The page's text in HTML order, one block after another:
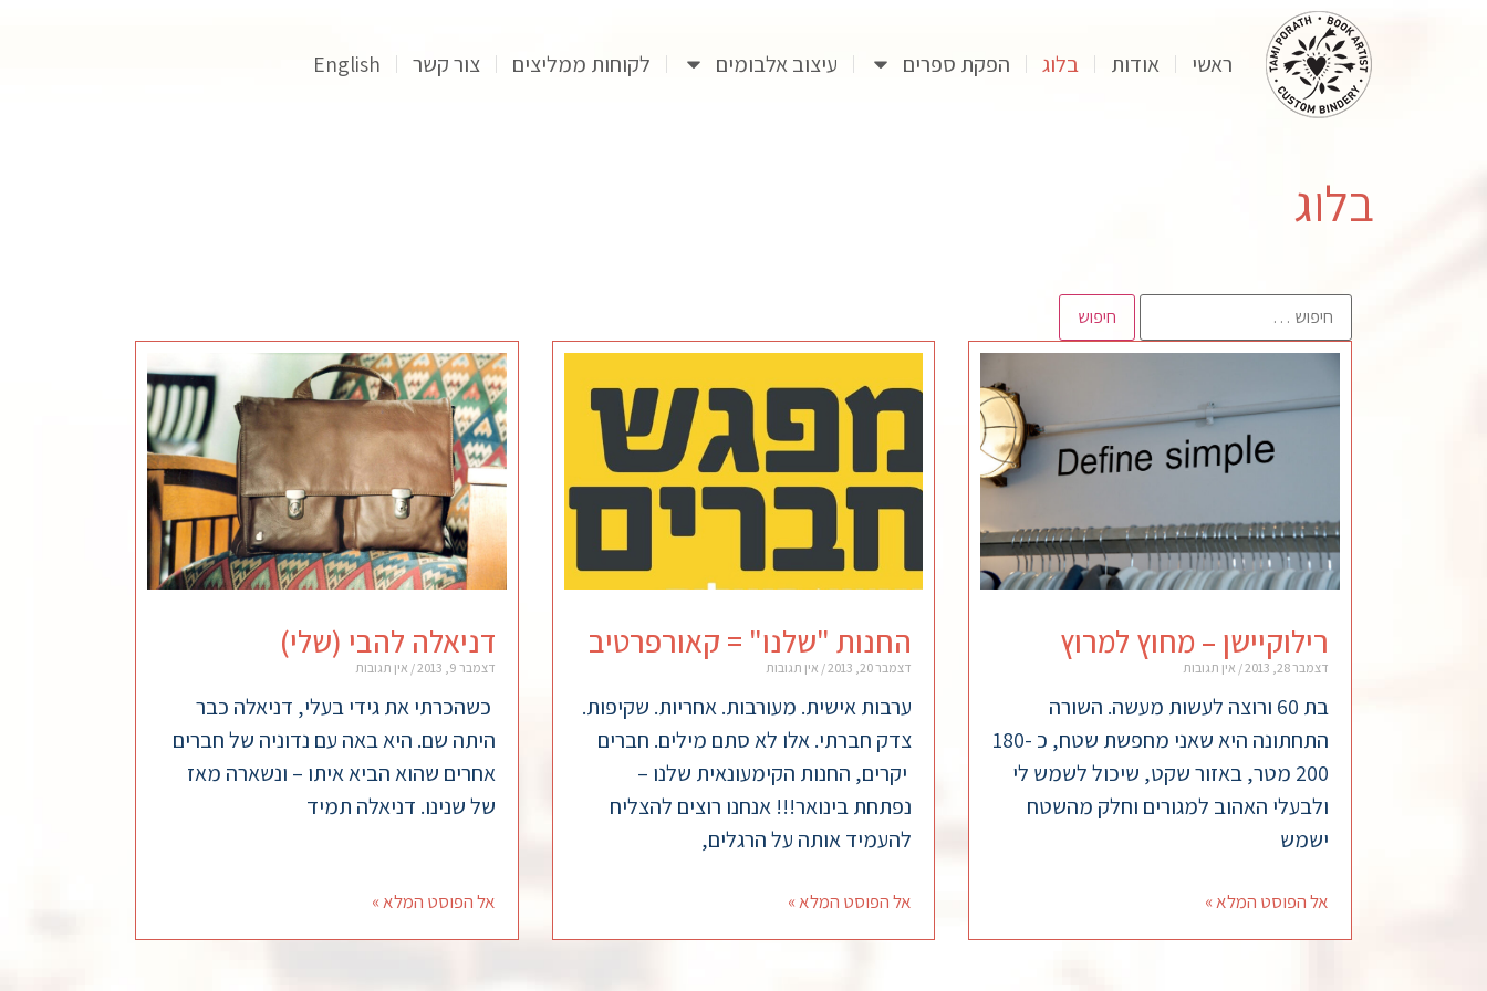
ראשי אודות בלוג הפקת ספרים עיצוב אלבומים לקוחות ממליצים צור קשר English
בלוג
רילוקיישן – מחוץ למרוץ
דצמבר 28, 2013 אין תגובות
בת 60 ורוצה לעשות מעשה. השורה
התחתונה היא שאני מחפשת שטח, כ 180-
200 מטר, באזור שקט, שיכול לשמש לי
ולבעלי האהוב למגורים וחלק מהשטח
ישמש
אל הפוסט המלא »
החנות "שלנו" = קאורפרטיב
דצמבר 20, 2013 אין תגובות
ערבות אישית. מעורבות. אחריות. שקיפות.
צדק חברתי. אלו לא סתם מילים. חברים
יקרים, החנות הקימעונאית שלנו –
נפתחת בינואר!!! אנחנו רוצים להצליח
להעמיד אותה על הרגלים,
אל הפוסט המלא »
דניאלה להבי (שלי)
דצמבר 9, 2013 אין תגובות
כשהכרתי את גידי בעלי, דניאלה כבר
היתה שם. היא באה עם נדוניה של חברים
אחרים שהוא הביא איתו – ונשארה מאז
של שנינו. דניאלה תמיד
אל הפוסט המלא »